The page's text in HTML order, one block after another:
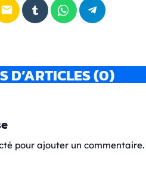
email
D’ARTICLES (0)
pour ajouter un commentaire.